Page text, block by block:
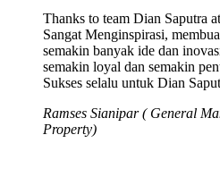
Thanks to team Dian Saputra
Sangat Menginspirasi,
semakin banyak ide dan
semakin loyal dan semakin
Sukses selalu untuk Dian
Ramses Sianipar ( General
Property)